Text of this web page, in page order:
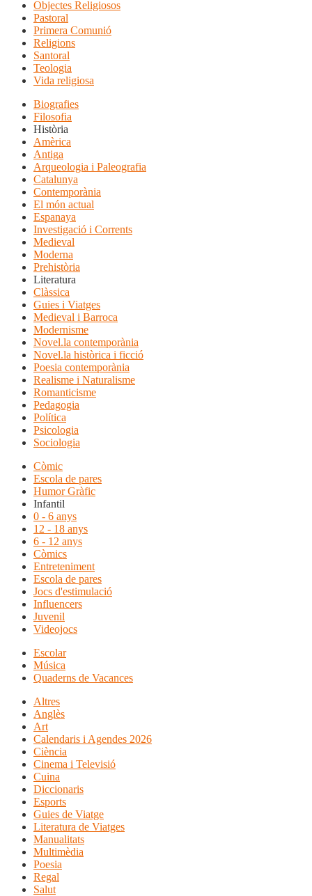
Objectes Religiosos
Pastoral
Primera Comunió
Religions
Santoral
Teologia
Vida religiosa
Biografies
Filosofia
Història
Amèrica
Antiga
Arqueologia i Paleografia
Catalunya
Contemporània
El món actual
Espanaya
Investigació i Corrents
Medieval
Moderna
Prehistòria
Literatura
Clàssica
Guies i Viatges
Medieval i Barroca
Modernisme
Novel.la contemporània
Novel.la històrica i ficció
Poesia contemporània
Realisme i Naturalisme
Romanticisme
Pedagogia
Política
Psicologia
Sociologia
Còmic
Escola de pares
Humor Gràfic
Infantil
0 - 6 anys
12 - 18 anys
6 - 12 anys
Còmics
Entreteniment
Escola de pares
Jocs d'estimulació
Influencers
Juvenil
Videojocs
Escolar
Música
Quaderns de Vacances
Altres
Anglès
Art
Calendaris i Agendes 2026
Ciència
Cinema i Televisió
Cuina
Diccionaris
Esports
Guies de Viatge
Literatura de Viatges
Manualitats
Multimèdia
Poesia
Regal
Salut